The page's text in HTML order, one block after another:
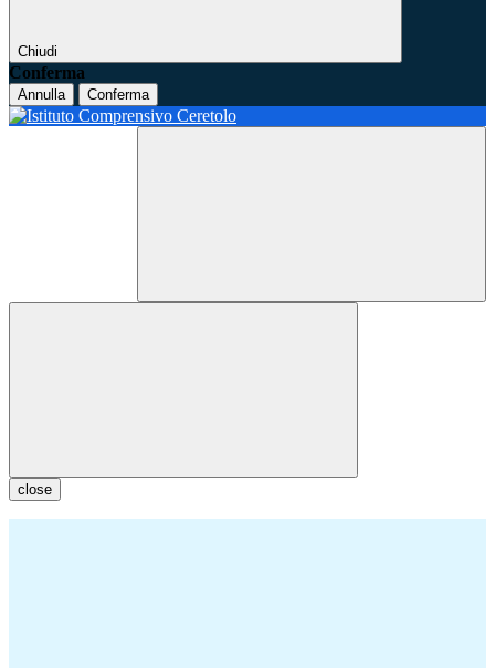
Chiudi
Conferma
Annulla Conferma
close